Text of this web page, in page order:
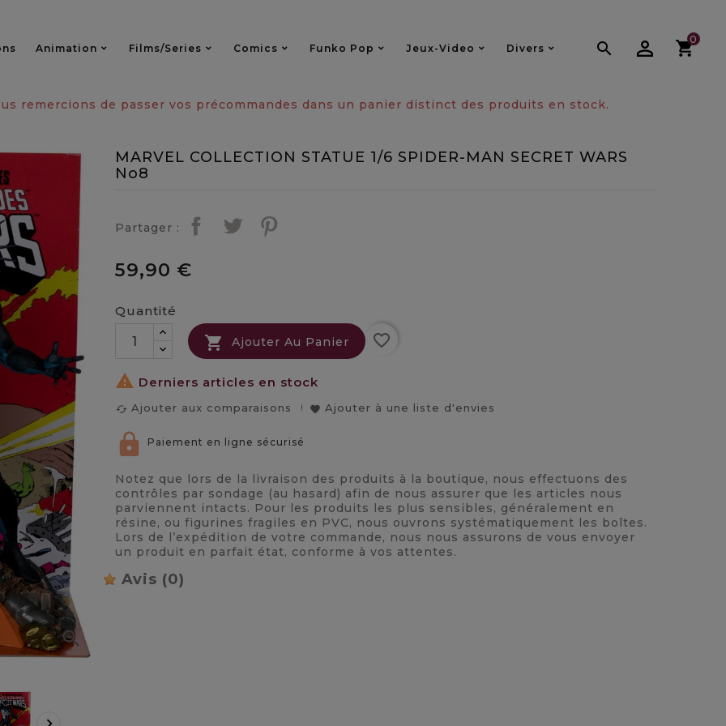
0

Animation Films/series Comics Funko Pop Jeux-Video Divers
remercions de passer vos précommandes dans un panier distinct des produits en stock.

MARVEL COLLECTION STATUE 1/6 SPIDER-MAN SECRET WARS
No8
Partager :
59,90 €
Quantité
 Ajouter Au Panier favorite_border
 Derniers articles en stock
cached Ajouter aux comparaisons favorite Ajouter à une liste d'envies
Paiement en ligne sécurisé
Notez que lors de la livraison des produits à la boutique, nous effectuons des
contrôles par sondage (au hasard) afin de nous assurer que les articles nous
parviennent intacts. Pour les produits les plus sensibles, généralement en
résine, ou figurines fragiles en PVC, nous ouvrons systématiquement les boîtes.
Lors de l’expédition de votre commande, nous nous assurons de vous envoyer
un produit en parfait état, conforme à vos attentes.
Avis (0)